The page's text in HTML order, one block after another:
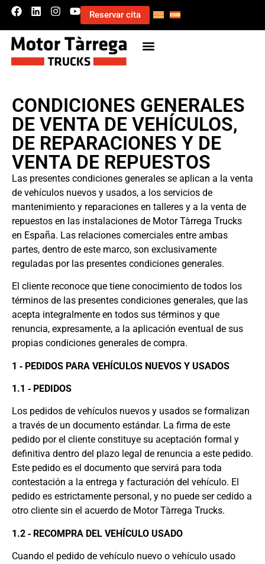
Reservar cita
CONDICIONES GENERALES
DE VENTA DE VEHÍCULOS,
DE REPARACIONES Y DE
VENTA DE REPUESTOS
Las presentes condiciones generales se aplican a la venta
de vehículos nuevos y usados, a los servicios de
mantenimiento y reparaciones en talleres y a la venta de
repuestos en las instalaciones de Motor Tàrrega Trucks
en España. Las relaciones comerciales entre ambas
partes, dentro de este marco, son exclusivamente
reguladas por las presentes condiciones generales.
El cliente reconoce que tiene conocimiento de todos los
términos de las presentes condiciones generales, que las
acepta integralmente en todos sus términos y que
renuncia, expresamente, a la aplicación eventual de sus
propias condiciones generales de compra.
1 ‐ PEDIDOS PARA VEHÍCULOS NUEVOS Y USADOS
1.1 ‐ PEDIDOS
Los pedidos de vehículos nuevos y usados se formalizan
a través de un documento estándar. La firma de este
pedido por el cliente constituye su aceptación formal y
definitiva dentro del plazo legal de renuncia a este pedido.
Este pedido es el documento que servirá para toda
contestación a la entrega y facturación del vehículo. El
pedido es estrictamente personal, y no puede ser cedido a
otro cliente sin el acuerdo de Motor Tàrrega Trucks.
1.2 ‐ RECOMPRA DEL VEHÍCULO USADO
Cuando el pedido de vehículo nuevo o vehículo usado